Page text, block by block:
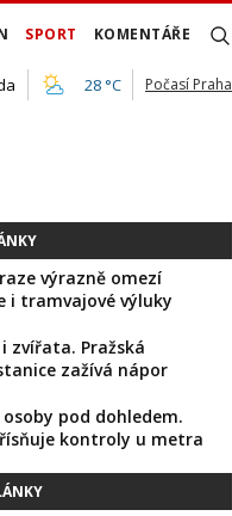
SPORT KOMENTÁŘE
28 °C Počasí Praha
výrazně omezí
i tramvajové výluky
zvířata. Pražská
zažívá nápor
pod dohledem.
kontroly u metra